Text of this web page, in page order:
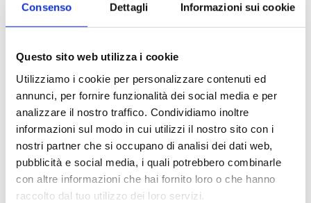
Consenso Dettagli Informazioni sui cookie
Questo sito web utilizza i cookie
Utilizziamo i cookie per personalizzare contenuti ed
annunci, per fornire funzionalità dei social media e per
analizzare il nostro traffico. Condividiamo inoltre
informazioni sul modo in cui utilizzi il nostro sito con i
nostri partner che si occupano di analisi dei dati web,
pubblicità e social media, i quali potrebbero combinarle
con altre informazioni che hai fornito loro o che hanno
raccolto dal tuo utilizzo dei loro servizi.
GRAFICA CUBI IN PLEXI
Seleziona una delle nostre grafiche già pronte per il tuo kit da 2
cubi luminosi in plexi, oppure inviaci la tua grafica personalizzata!